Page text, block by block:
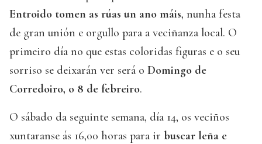
Entroido tomen as rúas un ano máis, nunha festa
de gran unión e orgullo para a veciñanza local. O
primeiro día no que estas coloridas figuras e o seu
sorriso se deixarán ver será o Domingo de
Corredoiro, o 8 de febreiro.
O sábado da seguinte semana, día 14, os veciños
xuntaranse ás 16,00 horas para ir buscar leña e